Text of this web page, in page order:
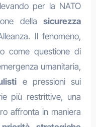
per la NATO
dellasicurezza
Il fenomeno,
come questione di
umanitaria,
e pressioni sui
più restrittive, una
affronta in maniera